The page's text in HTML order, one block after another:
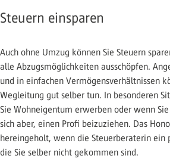
Steuern einsparen
Auch ohne Umzug können Sie Steuern
alle Abzugsmöglichkeiten ausschöpfen.
und in einfachen Vermögensverhältnissen
Wegleitung gut selber tun. In besonderen
Sie Wohneigentum erwerben oder wenn
sich aber, einen Profi beizuziehen. Das
hereingeholt, wenn die Steuerberaterin ein
die Sie selber nicht gekommen sind.